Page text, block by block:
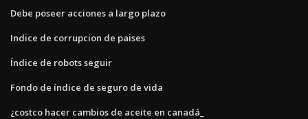
Debe poseer acciones a largo plazo
Indice de corrupcion de paises
Índice de robots seguir
Fondo de índice de seguro de vida
¿costco hacer cambios de aceite en canadá_